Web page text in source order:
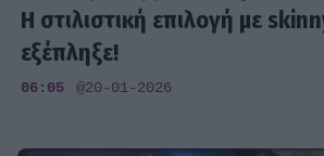
Η στιλιστική επιλογή με
εξέπληξε!
06:05 @20-01-2026